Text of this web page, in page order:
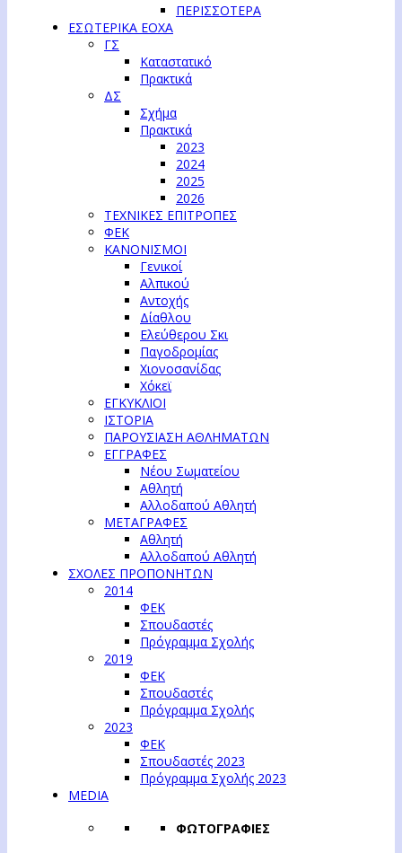
ΠΕΡΙΣΣΟΤΕΡΑ
ΕΣΩΤΕΡΙΚΑ ΕΟΧΑ
ΓΣ
Καταστατικό
Πρακτικά
ΔΣ
Σχήμα
Πρακτικά
2023
2024
2025
2026
ΤΕΧΝΙΚΕΣ ΕΠΙΤΡΟΠΕΣ
ΦΕΚ
ΚΑΝΟΝΙΣΜΟΙ
Γενικοί
Αλπικού
Αντοχής
Δίαθλου
Ελεύθερου Σκι
Παγοδρομίας
Χιονοσανίδας
Χόκεϊ
ΕΓΚΥΚΛΙΟΙ
ΙΣΤΟΡΙΑ
ΠΑΡΟΥΣΙΑΣΗ ΑΘΛΗΜΑΤΩΝ
ΕΓΓΡΑΦΕΣ
Νέου Σωματείου
Αθλητή
Αλλοδαπού Αθλητή
ΜΕΤΑΓΡΑΦΕΣ
Αθλητή
Αλλοδαπού Αθλητή
ΣΧΟΛΕΣ ΠΡΟΠΟΝΗΤΩΝ
2014
ΦΕΚ
Σπουδαστές
Πρόγραμμα Σχολής
2019
ΦΕΚ
Σπουδαστές
Πρόγραμμα Σχολής
2023
ΦΕΚ
Σπουδαστές 2023
Πρόγραμμα Σχολής 2023
MEDIA
ΦΩΤΟΓΡΑΦΙΕΣ